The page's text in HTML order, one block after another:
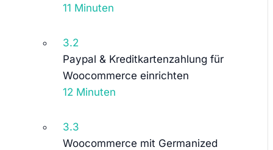
11 Minuten
3.2
Paypal & Kreditkartenzahlung für
Woocommerce einrichten
12 Minuten
3.3
Woocommerce mit Germanized